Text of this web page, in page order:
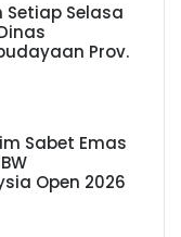
Setiap Selasa
Prov.
Sabet Emas
Open 2026